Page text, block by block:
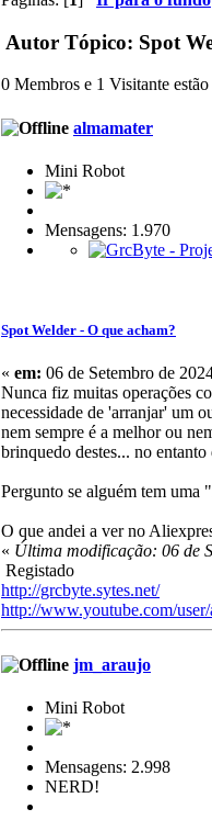
Autor Tópico: Spot
0 Membros e 1 Visitante
almamater
Mini Robot
Mensagens: 1.970
Spot Welder - O que acham?
« em: 06 de Setembro de
Nunca fiz muitas operações
necessidade de 'arranjar' um
nem sempre é a melhor ou
brinquedo destes... no
Pergunto se alguém tem uma
O que andei a ver no
« Última modificação: 06 de
Registado
http://grcbyte.sytes.net/
http://www.youtube.com/user/
jm_araujo
Mini Robot
Mensagens: 2.998
NERD!